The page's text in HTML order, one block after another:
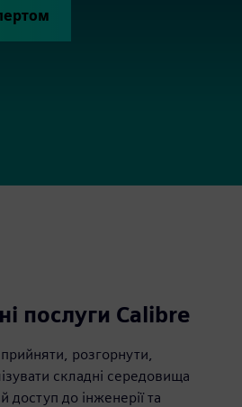
послуги Calibre
розгорнути,
складні середовища
до інженерії та